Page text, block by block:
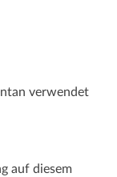
verwendet
auf diesem